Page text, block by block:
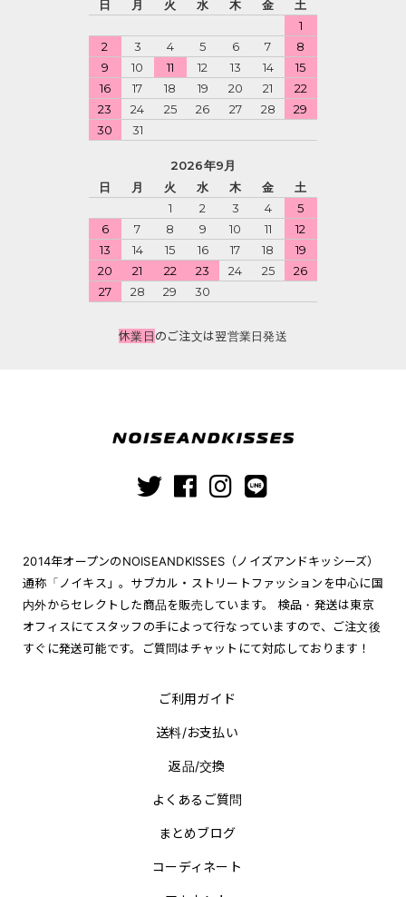
日
月 火 水 木 金
土
1
2
3 4 5 6 7
8
9
10 11 12 13 14
15
16
17 18 19 20 21
22
23
24 25 26 27 28
29
30
31
2026年9月
日
月 火 水 木 金
土
1
2 3 4
5
6
7 8 9 10 11
12
13
14 15 16 17 18
19
20
21 22 23 24 25
26
27
28 29 30
休業日のご注文は翌営業日発送
2014年オープンのNOISEANDKISSES（ノイズアンドキッシーズ）
通称「ノイキス」。サブカル・ストリートファッションを中心に国
内外からセレクトした商品を販売しています。 検品・発送は東京
オフィスにてスタッフの手によって行なっていますので、ご注文後
すぐに発送可能です。ご質問はチャットにて対応しております！
ご利用ガイド
送料/お支払い
返品/交換
よくあるご質問
まとめブログ
コーディネート